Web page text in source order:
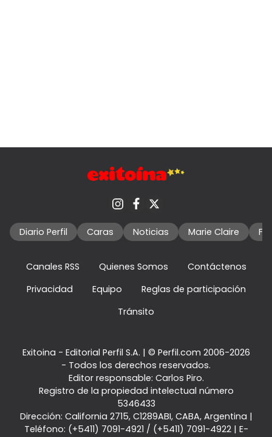
Diario Perfil Caras Noticias Marie Claire
Canales RSS Quienes Somos
Contáctenos
Privacidad
Equipo
Reglas de participación
Tránsito
Exitoina - Editorial Perfil S.A. | © Perfil.com 2006-2026
- Todos los derechos reservados.
Editor responsable: Carlos Piro.
Registro de la propiedad intelectual número
5346433
Dirección: California 2715, C1289ABI, CABA, Argentina |
Teléfono: (+5411) 7091-4921 / (+5411) 7091-4922| E-